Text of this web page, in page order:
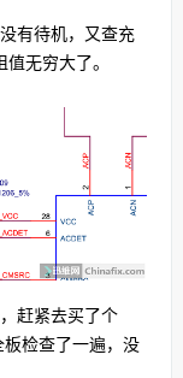
有待机，又查充
无穷大了。
赶紧去买了个
检查了一遍，没